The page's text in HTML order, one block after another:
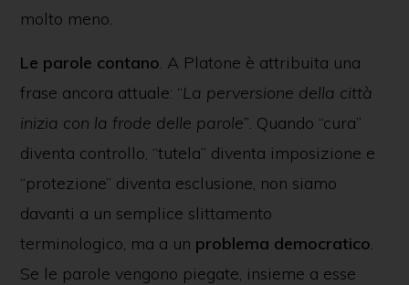
molto meno.
Le parole contano. A Platone è attribuita una
frase ancora attuale: “La perversione della città
inizia con la frode delle parole”. Quando “cura”
diventa controllo, “tutela” diventa imposizione e
“protezione” diventa esclusione, non siamo
davanti a un semplice slittamento
terminologico, ma a un problema democratico.
Se le parole vengono piegate, insieme a esse